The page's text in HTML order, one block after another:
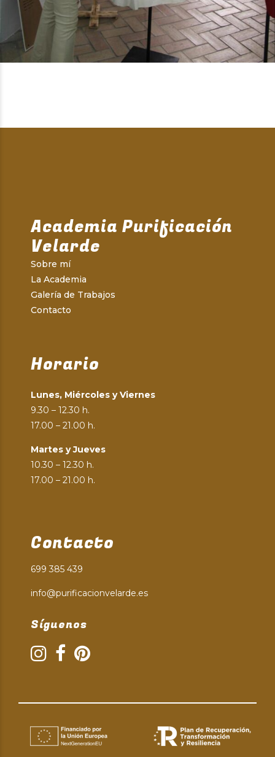
Academia Purificación
Velarde
Sobre mí
La Academia
Galería de Trabajos
Contacto
Horario
Lunes, Miércoles y Viernes
9.30 – 12.30 h.
17.00 – 21.00 h.
Martes y Jueves
10.30 – 12.30 h.
17.00 – 21.00 h.
Contacto
699 385 439
info@purificacionvelarde.es
Síguenos